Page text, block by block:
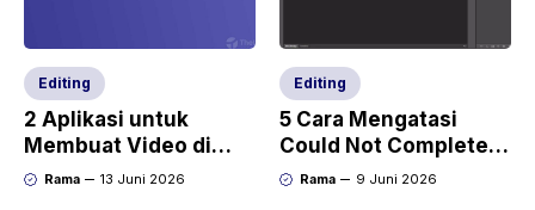
Editing
2 Aplikasi untuk
Membuat Video di
Android (Cocok buat
Rama 13 Juni 2026
Editing
5 Cara Mengatasi
Could Not Complete
Your Request Because
Rama 9 Juni 2026